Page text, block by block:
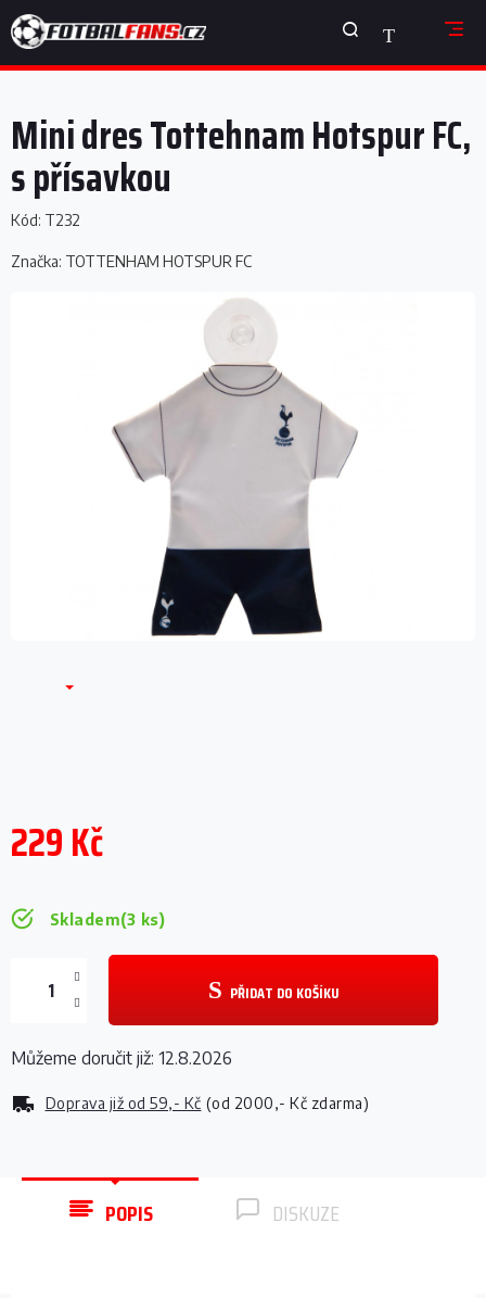
na
obsah
NÁKUPNÍ
KOŠÍK
Mini dres Tottehnam Hotspur FC,
s přísavkou
Kód: T232
Značka: TOTTENHAM HOTSPUR FC
229 Kč
Skladem(3 ks)
Doprava již od 59,- Kč (od 2000,- Kč zdarma)
PŘIDAT DO KOŠÍKU
Můžeme doručit již: 12.8.2026
POPIS DISKUZE